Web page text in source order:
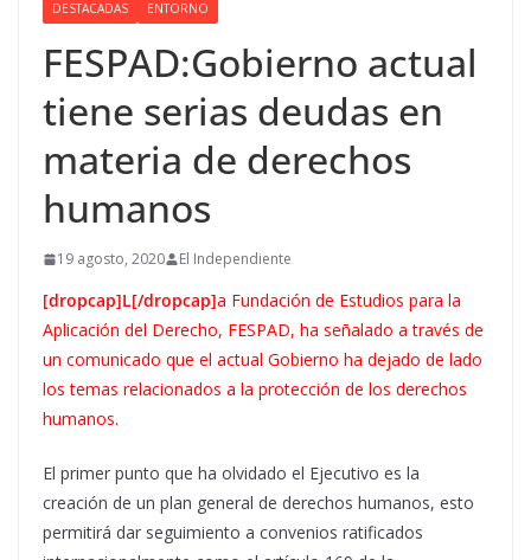
DESTACADAS ENTORNO
FESPAD:Gobierno actual
tiene serias deudas en
materia de derechos
humanos
19 agosto, 2020 El Independiente
[dropcap]L[/dropcap]a Fundación de Estudios para la
Aplicación del Derecho, FESPAD, ha señalado a través de
un comunicado que el actual Gobierno ha dejado de lado
los temas relacionados a la protección de los derechos
humanos.
El primer punto que ha olvidado el Ejecutivo es la
creación de un plan general de derechos humanos, esto
permitirá dar seguimiento a convenios ratificados